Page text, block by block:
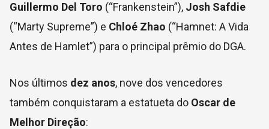
Guillermo Del Toro (“Frankenstein”), Josh Safdie
(“Marty Supreme”) e Chloé Zhao (“Hamnet: A Vida
Antes de Hamlet”) para o principal prêmio do DGA.
Nos últimos dez anos, nove dos vencedores
também conquistaram a estatueta do Oscar de
Melhor Direção: